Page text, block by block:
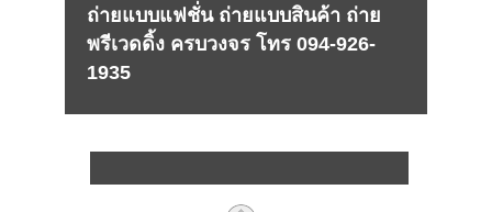
ถ่ายแบบแฟชั่น ถ่ายแบบสินค้า ถ่าย
พรีเวดดิ้ง ครบวงจร โทร 094-926-
1935